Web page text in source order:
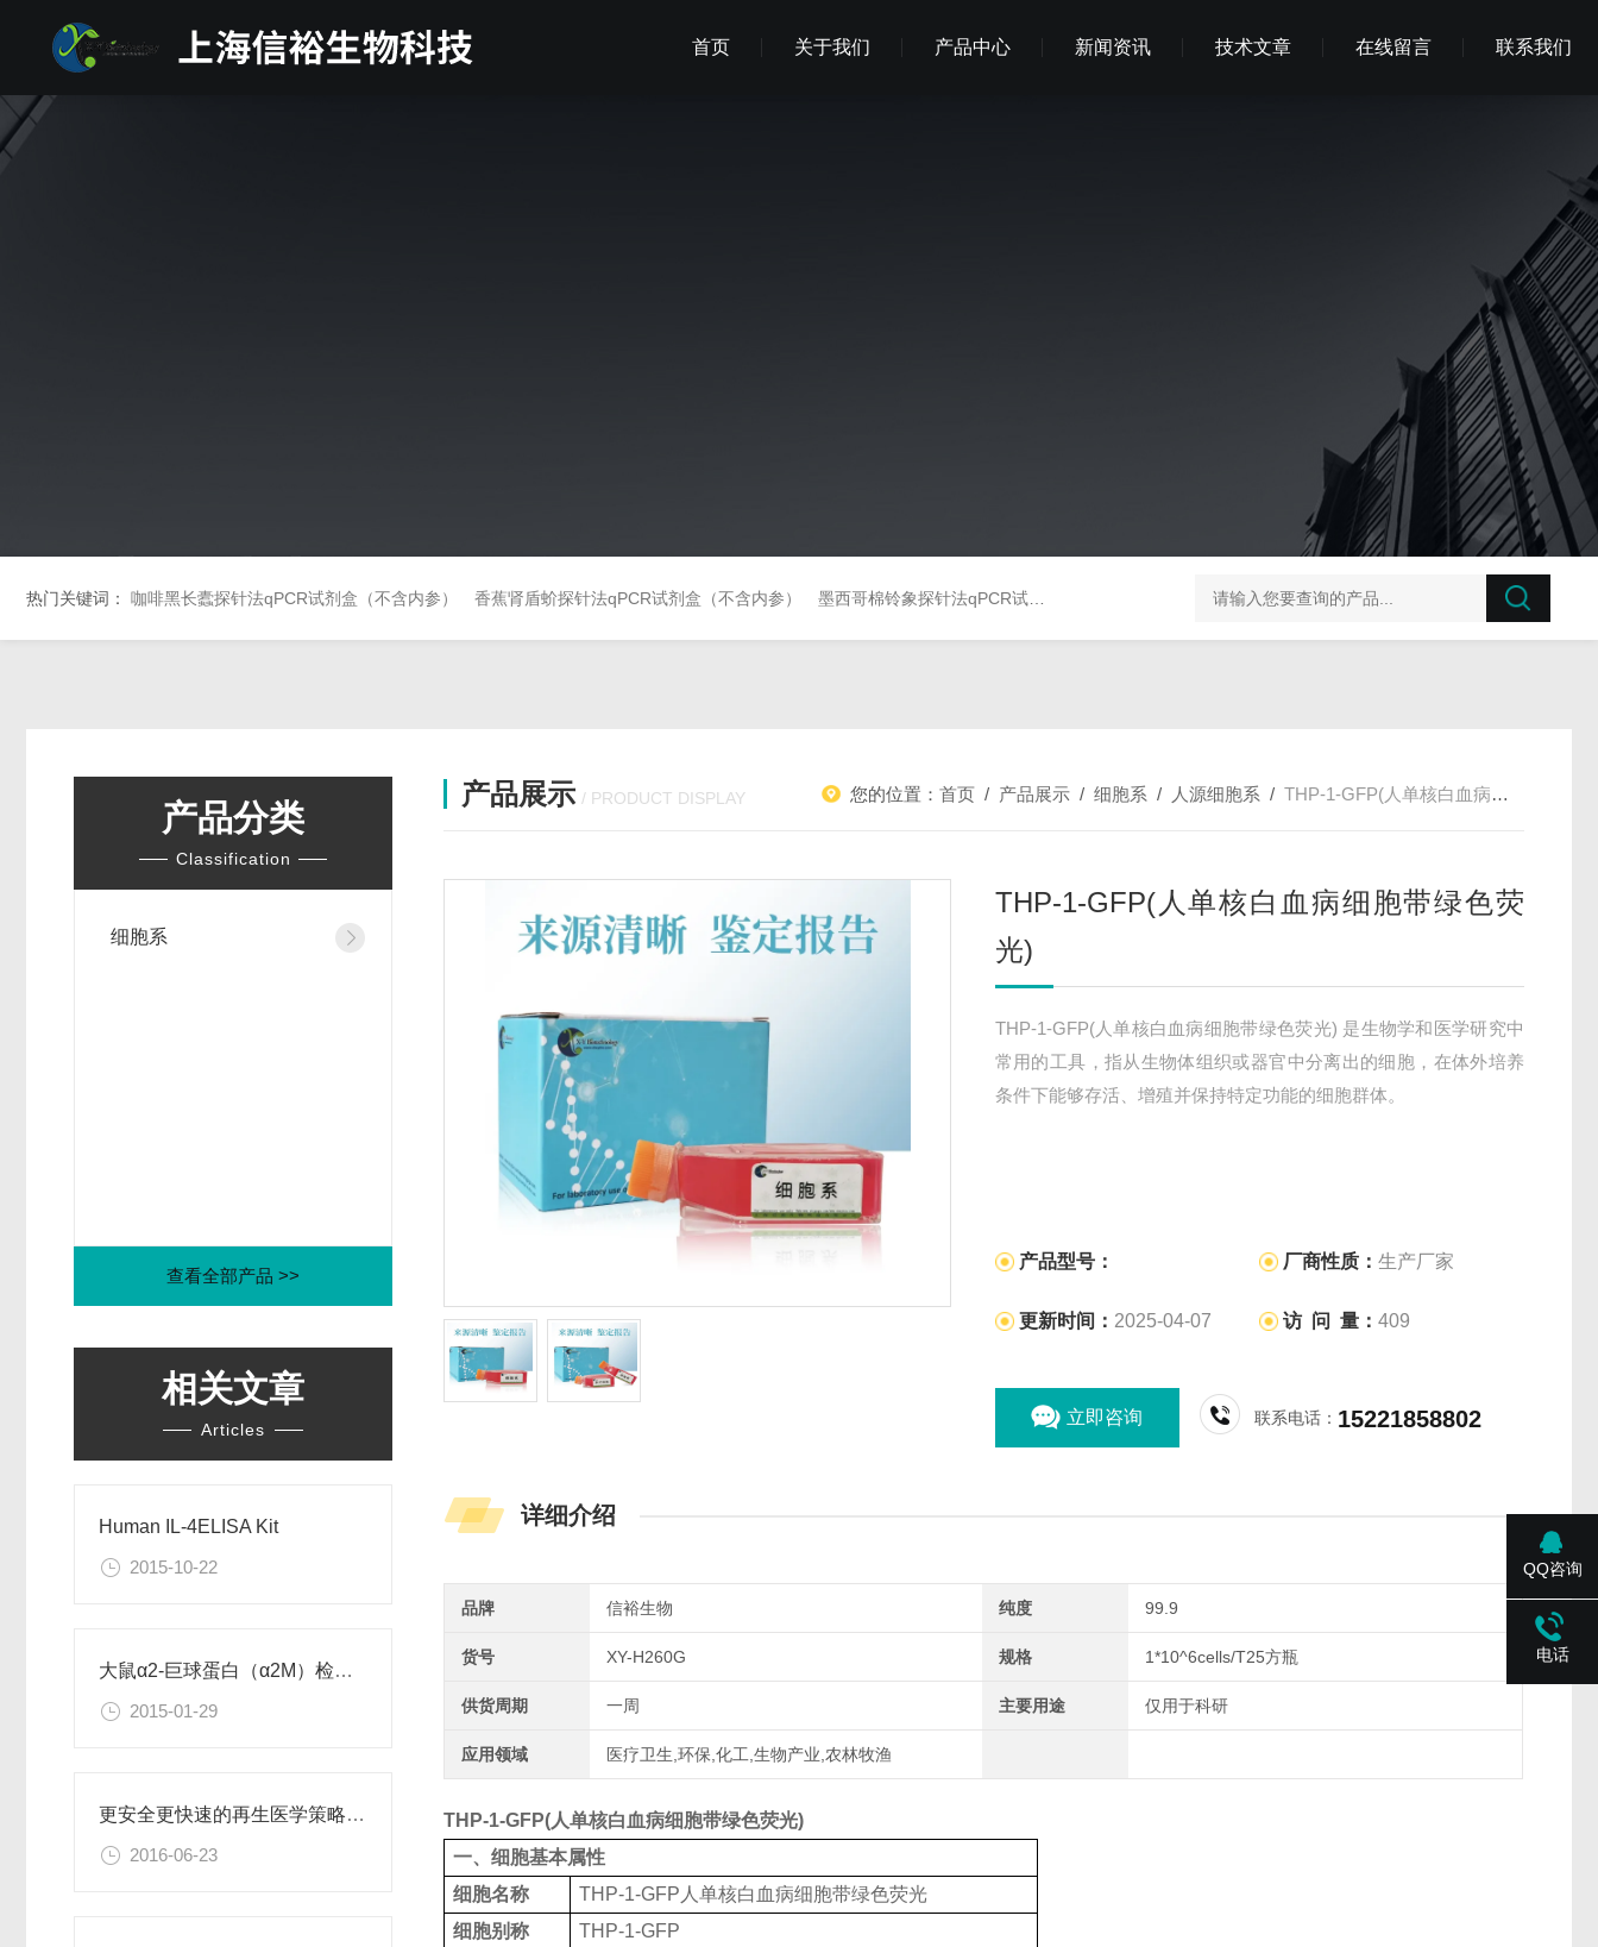
首页 关于我们 产品中心 新闻资讯 技术文章 在线留言 联系我们
热门关键词： 咖啡黑长蠹探针法qPCR试剂盒（不含内参） 香蕉肾盾蚧探针法qPCR试剂盒（不含内参） 墨西哥棉铃象探针法qPCR试剂盒（不含内参） 榛子东部枯萎病菌探针法qPCR试剂盒不含内参
产品分类
Classification
细胞系
查看全部产品 >>
相关文章
Articles
Human IL-4ELISA Kit
2015-10-22
大鼠α2-巨球蛋白（α2M）检测试剂盒
2015-01-29
更安全更快速的再生医学策略：利用直接重编程改变细胞身份
2016-06-23
产品展示 / PRODUCT DISPLAY 您的位置：首页 / 产品展示 /细胞系 / 人源细胞系 /THP-1-GFP(人单核白血病细胞带绿色荧光)
THP-1-GFP(人单核白血病细胞带绿色荧
光)
THP-1-GFP(人单核白血病细胞带绿色荧光) 是生物学和医学研究中
常用的工具，指从生物体组织或器官中分离出的细胞，在体外培养
条件下能够存活、增殖并保持特定功能的细胞群体。
产品型号： 厂商性质：生产厂家
更新时间： 2025-04-07 访 问 量：409
立即咨询 联系电话： 15221858802
详细介绍
品牌 信裕生物 纯度 99.9
货号 XY-H260G 规格 1*10^6cells/T25方瓶
供货周期 一周 主要用途 仅用于科研
应用领域 医疗卫生,环保,化工,生物产业,农林牧渔
THP-1-GFP(人单核白血病细胞带绿色荧光)
一、细胞基本属性
细胞名称
THP-1-GFP人单核白血病细胞带绿色荧光
细胞别称
THP-1-GFP
QQ咨询
电话